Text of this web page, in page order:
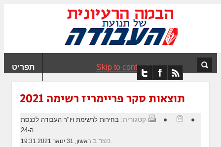
תפריט Skip to content
תוצאות סקר פריימריז רשימה 2021
קטגוריה: בחירות לרשימת ויו"ר העבודה לכנסת
ה-24
נוצר ב ראשון, 31 ינואר 2021 19:31